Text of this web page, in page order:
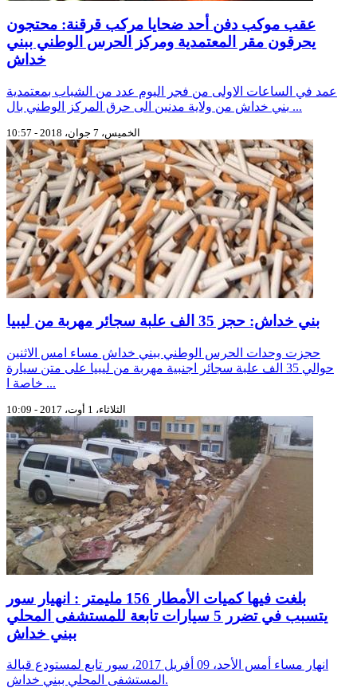
عقب موكب دفن أحد ضحايا مركب قرقنة: محتجون
يحرقون مقر المعتمدية ومركز الحرس الوطني ببني
خداش
عمد في الساعات الاولى من فجر اليوم عدد من الشباب بمعتمدية
بني خداش من ولاية مدنين الى حرق المركز الوطني بال ...
الخميس، 7 جوان، 2018 - 10:57
بني خداش: حجز 35 الف علبة سجائر مهربة من ليبيا
حجزت وحدات الحرس الوطني ببني خداش مساء امس الاثنين
حوالي 35 الف علبة سجائر اجنبية مهربة من ليبيا على متن سيارة
خاصة ا ...
الثلاثاء، 1 أوت، 2017 - 10:09
بلغت فيها كميات الأمطار 156 مليمتر : انهيار سور
يتسبب في تضرر 5 سيارات تابعة للمستشفى المحلي
ببني خداش
انهار مساء أمس الأحد، 09 أفريل 2017، سور تابع لمستودع قبالة
المستشفى المحلي ببني خداش.